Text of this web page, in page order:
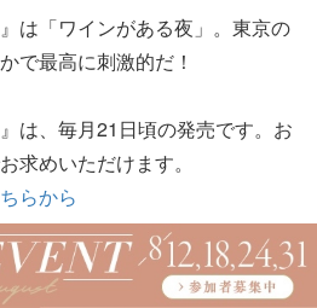
は「ワインがある夜」。東京の
で最高に刺激的だ！
は、毎月21日頃の発売です。お
求めいただけます。
らから
い方、近くのお店で売り切れて
ターネットでの購入もお勧めで